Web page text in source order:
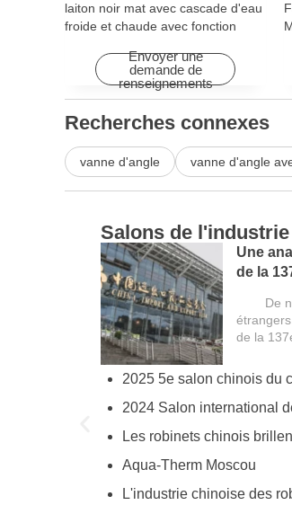
laiton noir mat avec cascade d'eau
froide et chaude avec fonction
appartementsEnvoyer une
demande de
renseignements
Recherches connexes
vanne d'angle vanne d'angle
Salons de l'industrie
Une
de la
les
De
de la
Aqua-Therm Moscou